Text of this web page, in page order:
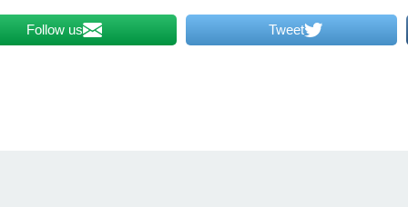
Tweet
Follow us